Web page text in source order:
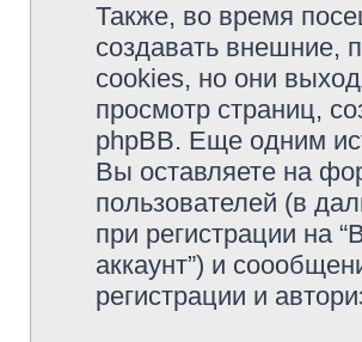
Также, во время
создавать внешние,
cookies, но они
просмотр страниц,
phpBB. Еще одним
Вы оставляете на
пользователей (в
при регистрации на
аккаунт”) и
регистрации и